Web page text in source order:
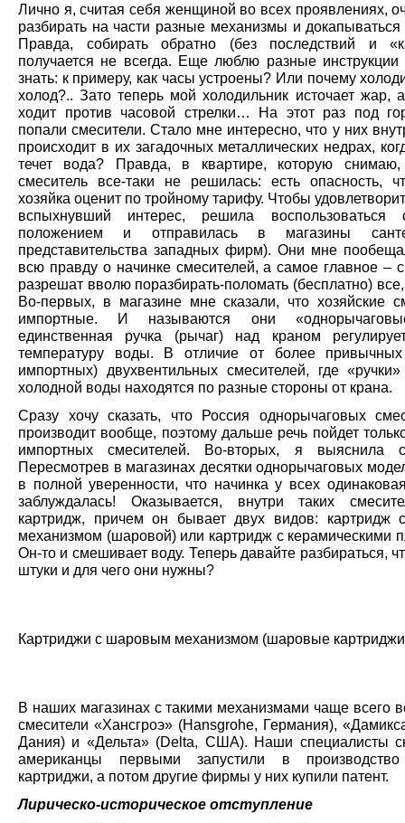
Лично я, считая себя женщиной во всех проявлениях,
разбирать на части разные механизмы и
Правда, собирать обратно (без последствий и
получается не всегда. Еще люблю разные инструкции
знать: к примеру, как часы устроены? Или почему
холод?.. Зато теперь мой холодильник источает жар,
ходит против часовой стрелки… На этот раз под
попали смесители. Стало мне интересно, что у них
происходит в их загадочных металлических недрах,
течет вода? Правда, в квартире, которую снимаю,
смеситель все-таки не решилась: есть опасность,
хозяйка оценит по тройному тарифу. Чтобы
вспыхнувший интерес, решила воспользоваться
положением и отправилась в магазины
представительства западных фирм). Они мне
всю правду о начинке смесителей, а самое главное –
разрешат вволю поразбирать-поломать (бесплатно) все,
Во-первых, в магазине мне сказали, что хозяйские
импортные. И называются они
единственная ручка (рычаг) над краном
температуру воды. В отличие от более
импортных) двухвентильных смесителей, где
холодной воды находятся по разные стороны от крана.
Сразу хочу сказать, что Россия однорычаговых
производит вообще, поэтому дальше речь пойдет
импортных смесителей. Во-вторых, я выяснила
Пересмотрев в магазинах десятки однорычаговых
в полной уверенности, что начинка у всех
заблуждалась! Оказывается, внутри таких
картридж, причем он бывает двух видов: картридж
механизмом (шаровой) или картридж с керамическими
Он-то и смешивает воду. Теперь давайте разбираться,
штуки и для чего они нужны?
Картриджи с шаровым механизмом (шаровые
В наших магазинах с такими механизмами чаще всего
смесители «Хансгроэ» (Hansgrohe, Германия),
Дания) и «Дельта» (Delta, США). Наши специалисты
американцы первыми запустили в
картриджи, а потом другие фирмы у них купили патент.
Лирическо-историческое отступление